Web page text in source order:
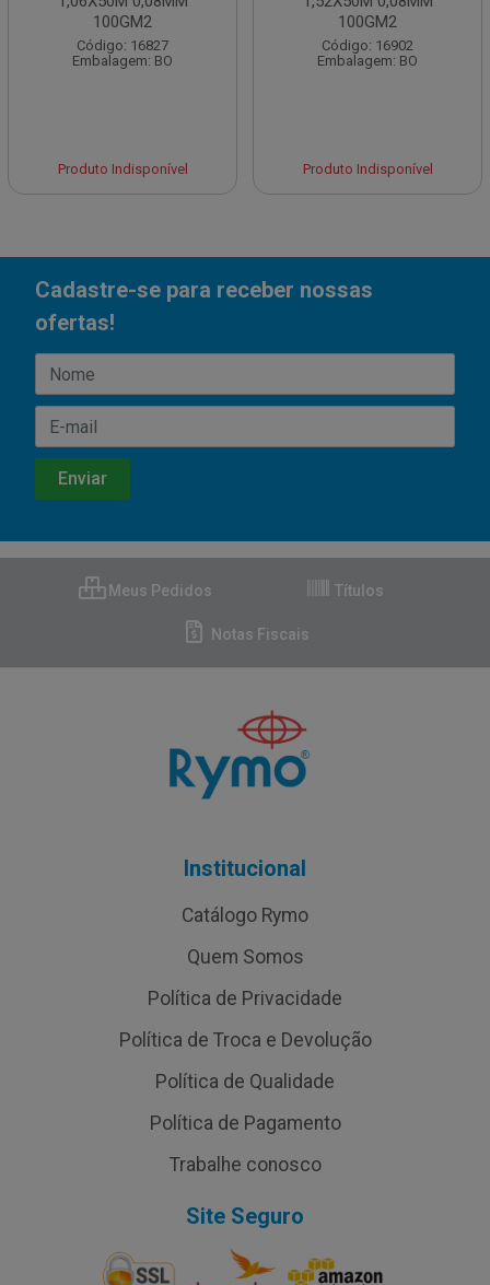
100GM2
Código: 16827
Embalagem: BO
Produto Indisponível
100GM2
Código: 16902
Embalagem: BO
Produto Indisponível
Cadastre-se para receber nossas
ofertas!
Meus Pedidos Títulos
Notas Fiscais
Institucional
Catálogo Rymo
Quem Somos
Política de Privacidade
Política de Troca e Devolução
Política de Qualidade
Política de Pagamento
Trabalhe conosco
Site Seguro